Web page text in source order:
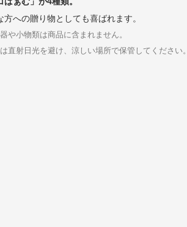
への贈り物としても喜ばれます。
や小物類は商品に含まれません。
射日光を避け、涼しい場所で保管してください。